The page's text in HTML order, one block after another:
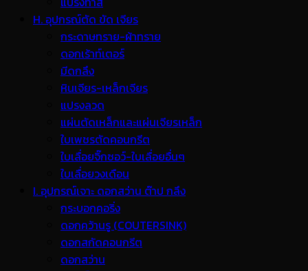
H. อุปกรณ์ตัด ขัด เจียร
กระดาษทราย-ผ้าทราย
ดอกเร้าท์เตอร์
มีดกลึง
หินเจียร-เหล็กเจียร
แปรงลวด
แผ่นตัดเหล็กและแผ่นเจียรเหล็ก
ใบเพชรตัดคอนกรีต
ใบเลื่อยจิ๊กซอว์-ใบเลื่อยอื่นๆ
ใบเลื่อยวงเดือน
I. อุปกรณ์เจาะ ดอกสว่าน ต๊าป กลึง
กระบอกคอริ่ง
ดอกคว้านรู (COUTERSINK)
ดอกสกัดคอนกรีต
ดอกสว่าน